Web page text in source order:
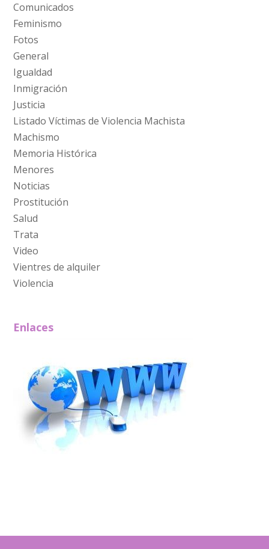
Comunicados
Feminismo
Fotos
General
Igualdad
Inmigración
Justicia
Listado Víctimas de Violencia Machista
Machismo
Memoria Histórica
Menores
Noticias
Prostitución
Salud
Trata
Video
Vientres de alquiler
Violencia
Enlaces